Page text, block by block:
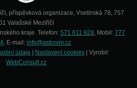
příspěvková organizace, Vsetínská 78, 757
Valašské Meziříčí
kraje. Telefon: 571 611 928, Mobil: 777
, E-mail: info@astrovm.cz
údaje
Nastavení cookies | Vyrobil:
WebConsult.cz